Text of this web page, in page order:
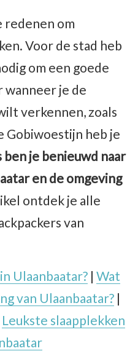
redenen om
Voor de stad heb
om een goede
wanneer je de
verkennen, zoals
Gobiwoestijn heb je
ben je benieuwd naar
en de omgeving
ontdek je alle
van
Ulaanbaatar? | Wat
van Ulaanbaatar? |
Leukste slaapplekken